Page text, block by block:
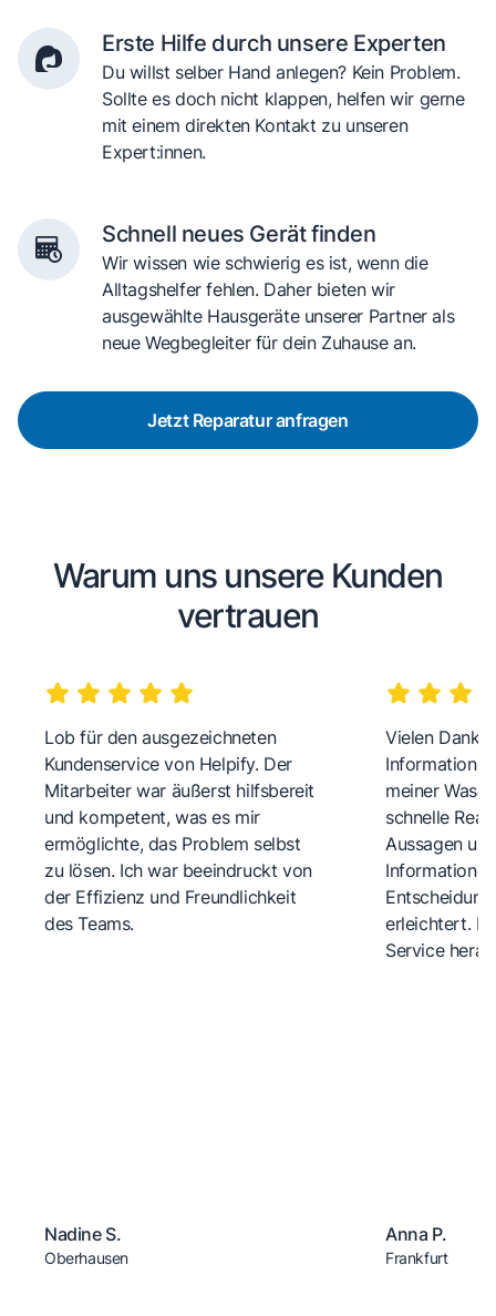
Erste Hilfe durch unsere Experten
Du willst selber Hand anlegen? Kein Problem.
Sollte es doch nicht klappen, helfen wir gerne
mit einem direkten Kontakt zu unseren
Expert:innen.
Schnell neues Gerät finden
Wir wissen wie schwierig es ist, wenn die
Alltagshelfer fehlen. Daher bieten wir
ausgewählte Hausgeräte unserer Partner als
neue Wegbegleiter für dein Zuhause an.
Jetzt Reparatur anfragen
Warum uns unsere Kunden
vertrauen
Lob für den ausgezeichneten
Kundenservice von Helpify. Der
Mitarbeiter war äußerst hilfsbereit
und kompetent, was es mir
ermöglichte, das Problem selbst
zu lösen. Ich war beeindruckt von
der Effizienz und Freundlichkeit
des Teams.
Nadine S.
Oberhausen
Vielen Dank
meiner
schnelle
Aussagen
erleichtert.
Service
Anna P.
Frankfurt